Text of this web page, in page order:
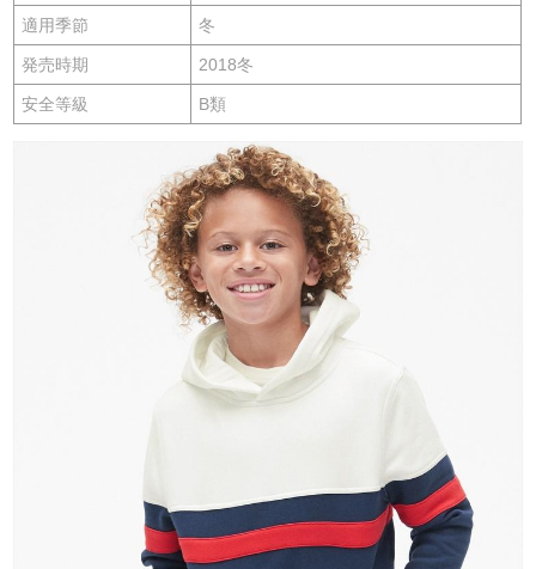
適用季節 冬
発売時期 2018冬
安全等級 B類